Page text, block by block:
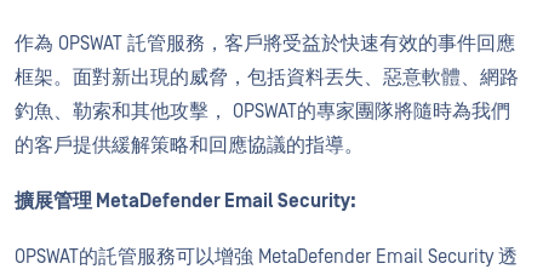
作為 OPSWAT 託管服務，客戶將受益於快速有效的事件回應
框架。面對新出現的威脅，包括資料丟失、惡意軟體、網路
釣魚、勒索和其他攻擊， OPSWAT的專家團隊將隨時為我們
的客戶提供緩解策略和回應協議的指導。
擴展管理 MetaDefender Email Security:
OPSWAT的託管服務可以增強 MetaDefender Email Security 透